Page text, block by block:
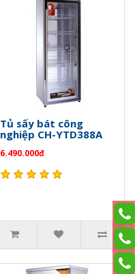
Tủ sấy bát công
nghiệp CH-YTD388A
6.490.000đ